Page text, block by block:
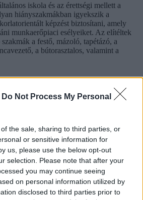
Do Not Process My Personal
the sale, sharing to third parties, or
or sensitive information for
us, please use the below opt-out
selection. Please note that after your
you may continue seeing
on personal information utilized by
disclosed to third parties prior to
iskola és az érettségi mellett a
hiányszakmákban igyekszik a
képzést biztosítani, amely
munkaerőpiaci esélyeiket. Az elítéltek
a festő, mázoló, tapétázó, a
a bútorasztalos, valamint a